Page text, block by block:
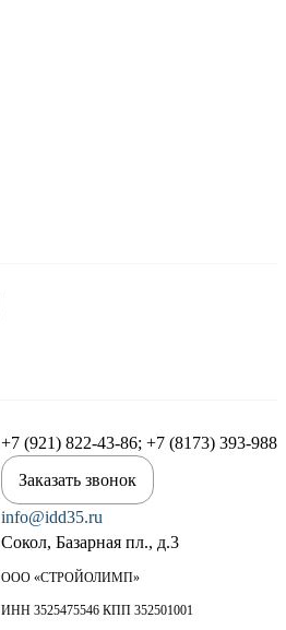
+7 (921) 822-43-86; +7 (8173) 393-988
Заказать звонок
info@idd35.ru
Сокол, Базарная пл., д.3
ООО «СТРОЙОЛИМП»
ИНН 3525475546 КПП 352501001